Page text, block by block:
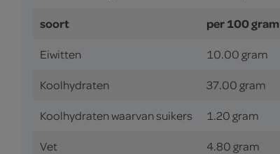
soort per 100 gram
Eiwitten 10.00 gram
Koolhydraten 37.00 gram
Koolhydraten waarvan suikers 1.20 gram
Vet 4.80 gram